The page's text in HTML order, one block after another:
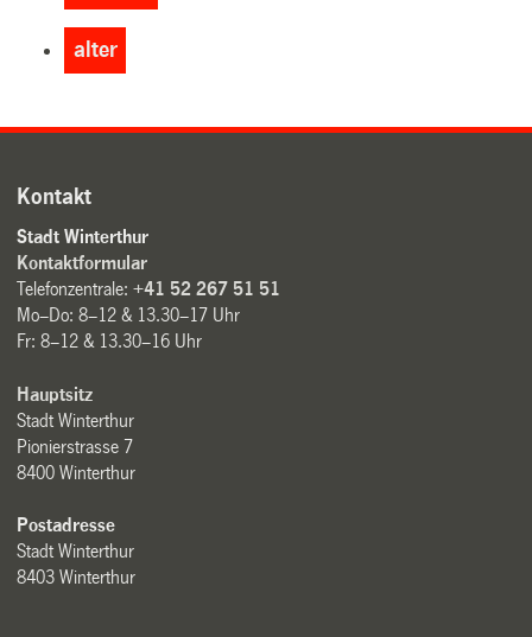
alter
Kontakt
Stadt Winterthur
Kontaktformular
Telefonzentrale:+41 52 267 51 51
Mo–Do: 8–12 & 13.30–17 Uhr
Fr: 8–12 & 13.30–16 Uhr
Hauptsitz
Stadt Winterthur
Pionierstrasse 7
8400 Winterthur
Postadresse
Stadt Winterthur
8403 Winterthur